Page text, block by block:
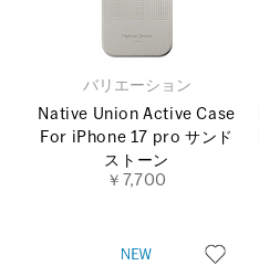
バリエーション
Native Union Active Case
For iPhone 17 pro サンド
ストーン
￥7,700